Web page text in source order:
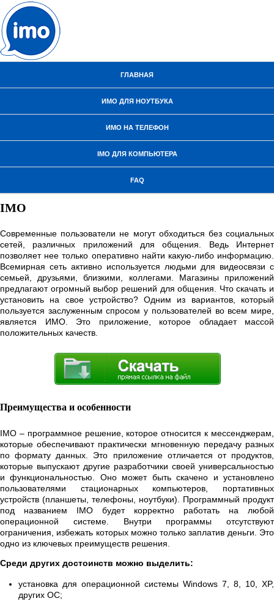
ГЛАВНАЯ
ИМО ДЛЯ НОУТБУКА
ИМО НА ТЕЛЕФОН
IMO ДЛЯ КОМПЬЮТЕРА
FAQ
IMO
Современные пользователи не могут обходиться без социальных
сетей, различных приложений для общения. Ведь Интернет
позволяет нее только оперативно найти какую-либо информацию.
Всемирная сеть активно используется людьми для видеосвязи с
семьей, друзьями, близкими, коллегами. Магазины приложений
предлагают огромный выбор решений для общения. Что скачать и
установить на свое устройство? Одним из вариантов, который
пользуется заслуженным спросом у пользователей во всем мире,
является ИМО. Это приложение, которое обладает массой
положительных качеств.
Преимущества и особенности
IMO – программное решение, которое относится к мессенджерам,
которые обеспечивают практически мгновенную передачу разных
по формату данных. Это приложение отличается от продуктов,
которые выпускают другие разработчики своей универсальностью
и функциональностью. Оно может быть скачено и установлено
пользователями стационарных компьютеров, портативных
устройств (планшеты, телефоны, ноутбуки). Программный продукт
под названием IMO будет корректно работать на любой
операционной системе. Внутри программы отсутствуют
ограничения, избежать которых можно только заплатив деньги. Это
одно из ключевых преимуществ решения.
Среди других достоинств можно выделить:
установка для операционной системы Windows 7, 8, 10, XP,
других ОС;